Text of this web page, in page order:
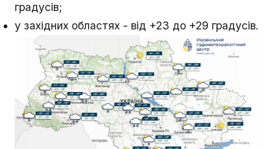
градусів;
у західних областях - від +23 до +29 градусів.